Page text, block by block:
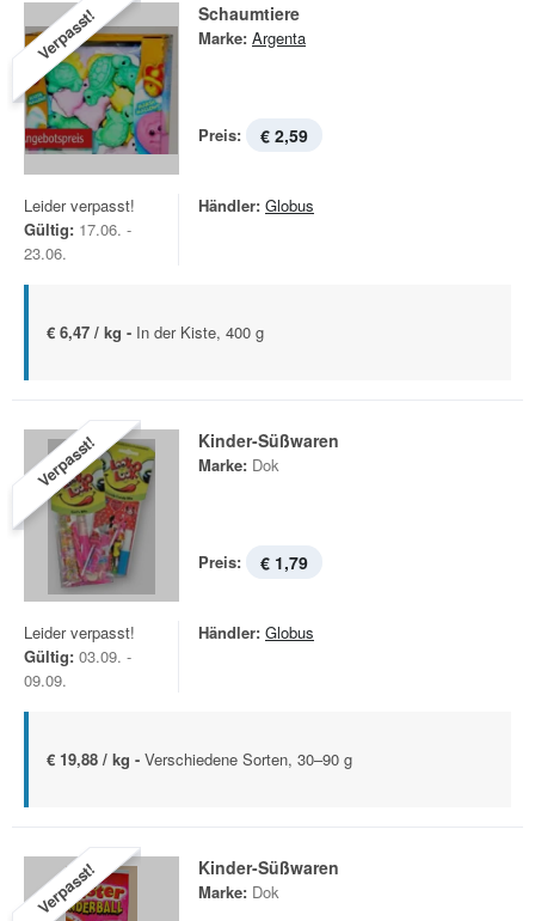
Verpasst! Schaumtiere
Marke: Argenta
Preis: € 2,59
Leider verpasst!
Gültig: 17.06. -
23.06.
Händler: Globus
€ 6,47 / kg - In der Kiste, 400 g
Verpasst! Kinder-Süßwaren
Marke: Dok
Preis: € 1,79
Leider verpasst!
Gültig: 03.09. -
09.09.
Händler: Globus
€ 19,88 / kg - Verschiedene Sorten, 30–90 g
Verpasst! Kinder-Süßwaren
Marke: Dok